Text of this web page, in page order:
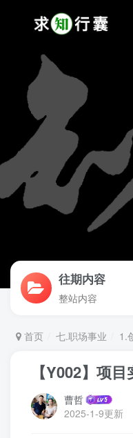
往期内容
整站内容
首页 七.职场事业 1.
【Y002】项
曹哲
2025-1-9更新